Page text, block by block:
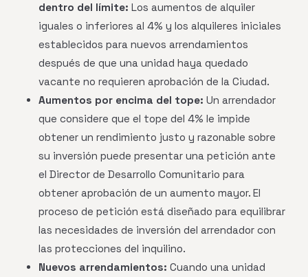
dentro del límite: Los aumentos de alquiler
iguales o inferiores al 4% y los alquileres iniciales
establecidos para nuevos arrendamientos
después de que una unidad haya quedado
vacante no requieren aprobación de la Ciudad.
Aumentos por encima del tope: Un arrendador
que considere que el tope del 4% le impide
obtener un rendimiento justo y razonable sobre
su inversión puede presentar una petición ante
el Director de Desarrollo Comunitario para
obtener aprobación de un aumento mayor. El
proceso de petición está diseñado para equilibrar
las necesidades de inversión del arrendador con
las protecciones del inquilino.
Nuevos arrendamientos: Cuando una unidad